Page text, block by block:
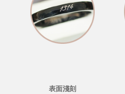
表面淺刻